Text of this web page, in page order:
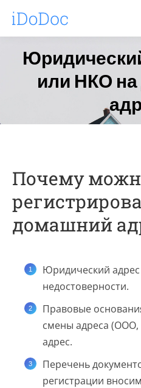
или НКО
Почему
домашний
Юридический адрес
недостоверности.
Правовые
смены адреса
адрес.
Перечень
регистрации